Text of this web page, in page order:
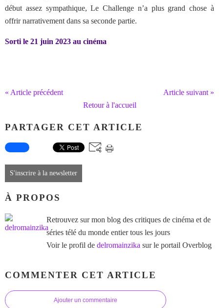
début assez sympathique, Le Challenge n’a plus grand chose à
offrir narrativement dans sa seconde partie.
Sorti le 21 juin 2023 au cinéma
« Article précédent
Article suivant »
Retour à l'accueil
PARTAGER CET ARTICLE
S'inscrire à la newsletter
À PROPOS
Retrouvez sur mon blog des critiques de cinéma et de
séries télé du monde entier tous les jours
Voir le profil de delromainzika sur le portail Overblog
COMMENTER CET ARTICLE
Ajouter un commentaire